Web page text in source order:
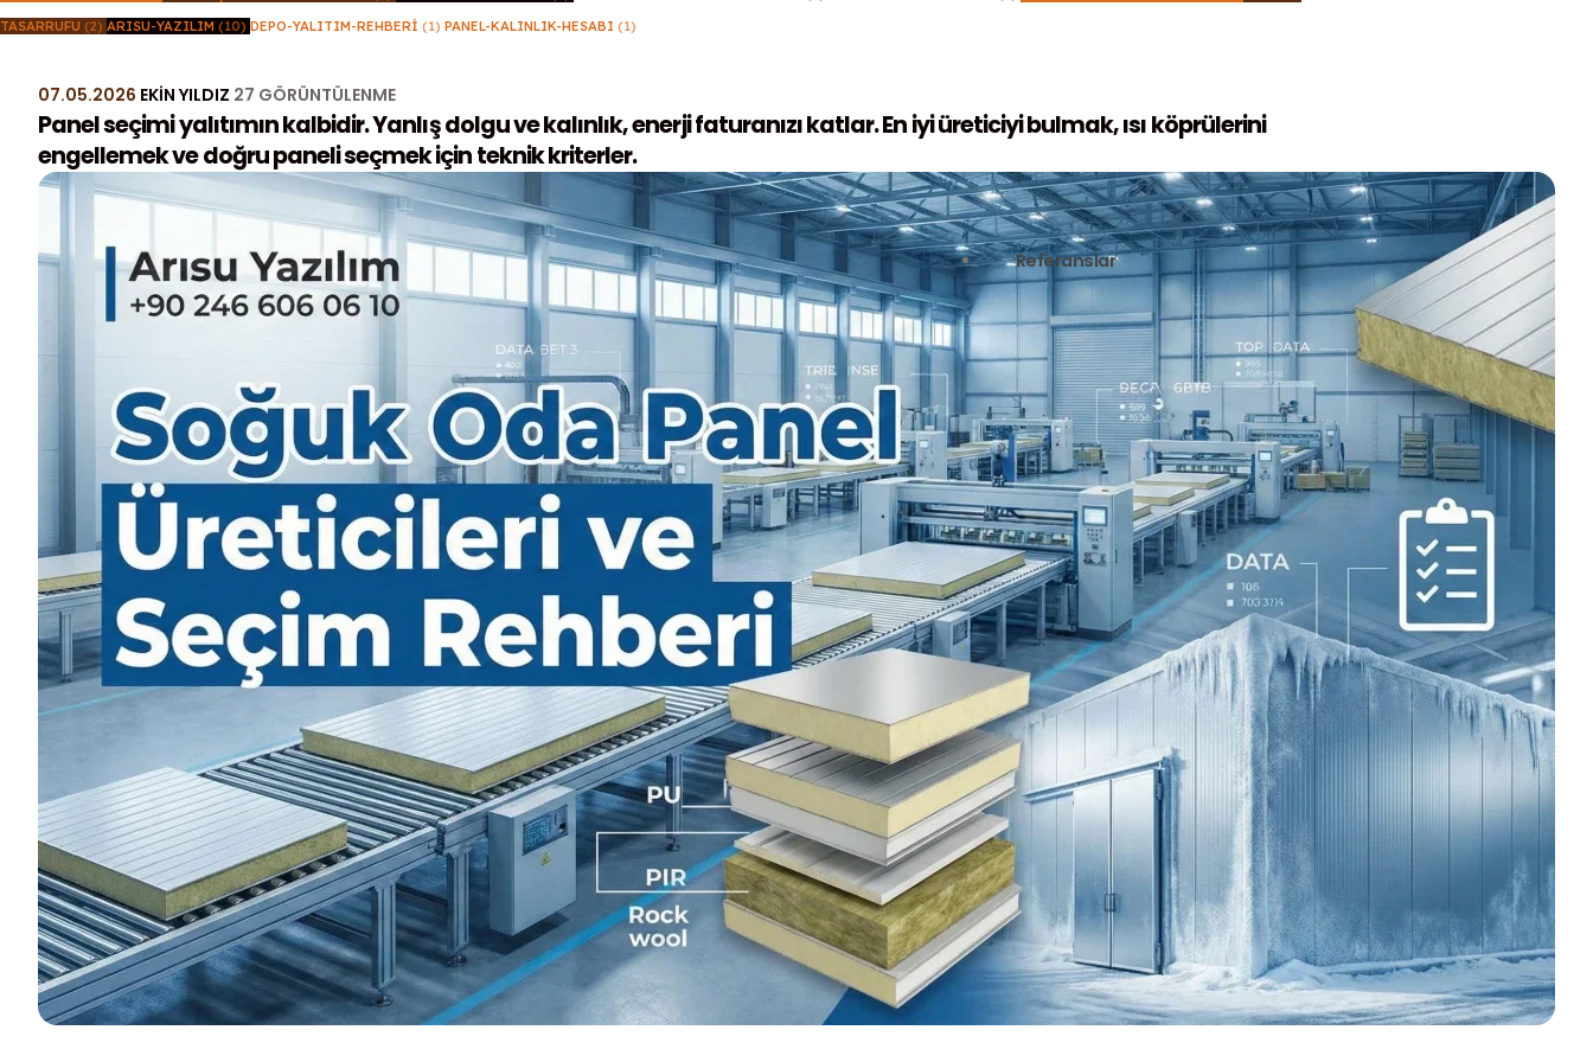
Referanslar
TASARRUFU (2) ARISU-YAZILIM (10) DEPO-YALITIM-REHBERI (1) PANEL-KALINLIK-HESABI (1)
07.05.2026 EKIN YILDIZ 27 GÖRÜNTÜLENME
Panel seçimi yalıtımın kalbidir. Yanlış dolgu ve kalınlık, enerji faturanızı katlar. En iyi üreticiyi bulmak, ısı köprülerini
engellemek ve doğru paneli seçmek için teknik kriterler.